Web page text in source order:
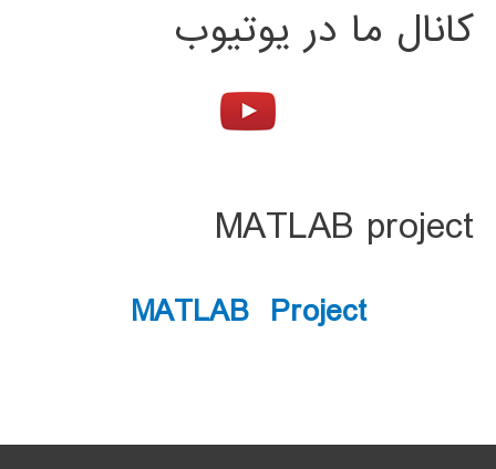
کانال ما در یوتیوب
MATLAB project
MATLAB Project